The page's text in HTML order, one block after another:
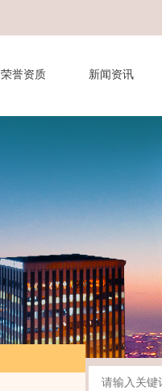
荣誉资质 新闻资讯